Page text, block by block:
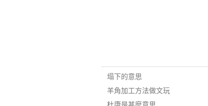
塌下的意思
羊角加工方法做文玩